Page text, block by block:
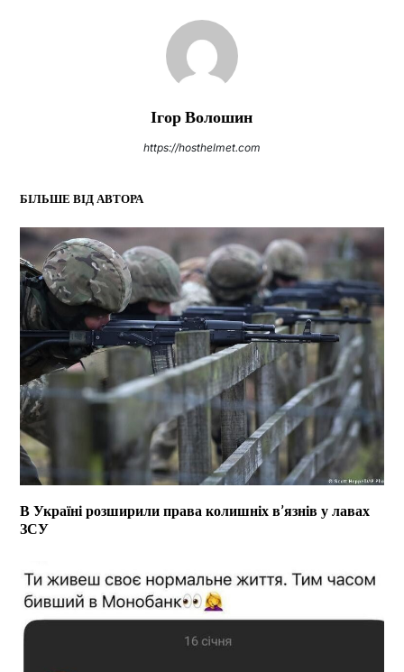
Ігор Волошин
https://hosthelmet.com
БІЛЬШЕ ВІД АВТОРА
В Україні розширили права колишніх в’язнів у лавах
ЗСУ